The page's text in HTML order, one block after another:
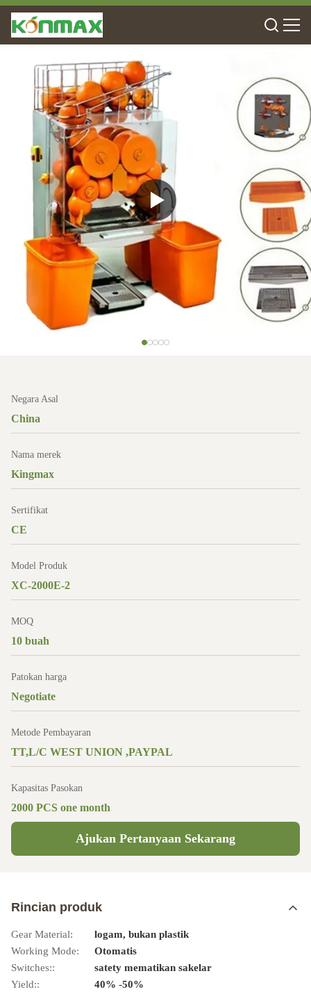
Negara Asal
China
Nama merek
Kingmax
Sertifikat
CE
Model Produk
XC-2000E-2
MOQ
10 buah
Patokan harga
Negotiate
Metode Pembayaran
TT,L/C WEST UNION ,PAYPAL
Kapasitas Pasokan
2000 PCS one month
Ajukan Pertanyaan Sekarang
Rincian produk
Gear Material:
logam, bukan plastik
Working Mode:
Otomatis
Switches::
satety mematikan sakelar
Yield::
40% -50%